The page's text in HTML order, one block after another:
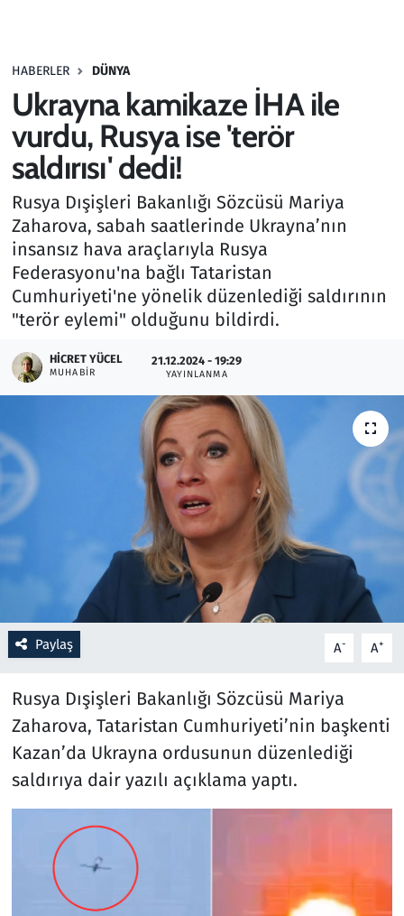
HABERLER DÜNYA
Ukrayna kamikaze İHA ile
vurdu, Rusya ise 'terör
saldırısı' dedi!
Rusya Dışişleri Bakanlığı Sözcüsü Mariya
Zaharova, sabah saatlerinde Ukrayna’nın
insansız hava araçlarıyla Rusya
Federasyonu'na bağlı Tataristan
Cumhuriyeti'ne yönelik düzenlediği saldırının
"terör eylemi" olduğunu bildirdi.
HICRET YÜCEL
MUHABIR
21.12.2024 - 19:29
YAYINLANMA
Paylaş A- A+
Rusya Dışişleri Bakanlığı Sözcüsü Mariya
Zaharova, Tataristan Cumhuriyeti’nin başkenti
Kazan’da Ukrayna ordusunun düzenlediği
saldırıya dair yazılı açıklama yaptı.
Haber
Kültür Sanat
Kurumsal Haberler
Lezzet Durağı
Memur ve Kamu
Otomobil
Oyun
Ramazan
Resmi İlanlar
Rüya Tabirleri
Savunma Sanayi
Seçim 2023
Teknoloji ve Bilim
Televizyon